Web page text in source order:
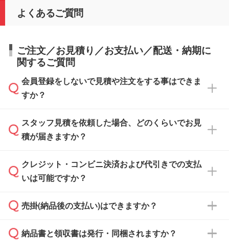
よくあるご質問
ご注文／お見積り／お支払い／配送・納期に
関するご質問
会員登録をしないで見積や注文をする事はできま
すか？
可能です。見積・注文フォームにて『ゲストの
まま進む』ボタンからお進みのうえ、ご依頼く
スタッフ見積を依頼した場合、どのくらいでお見
積が届きますか？
通常、翌営業日までにお送りしております。混
雑状況によっては、お時間をいただくこともご
依頼いただいた場合は、翌営業日以降のご連絡
クレジット・コンビニ決済および代引きでの支払
いは可能ですか？
銀行振込のみのご対応となります。
売掛(納品後の支払い)はできますか？
基本的には先入金をお願いしておりますが、自
納品書と領収書は発行・同梱されますか？